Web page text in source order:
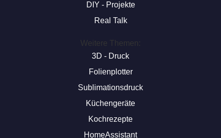
DIY - Projekte
Real Talk
Weitere Themen:
3D - Druck
Folienplotter
Sublimationsdruck
Küchengeräte
Kochrezepte
HomeAssistant